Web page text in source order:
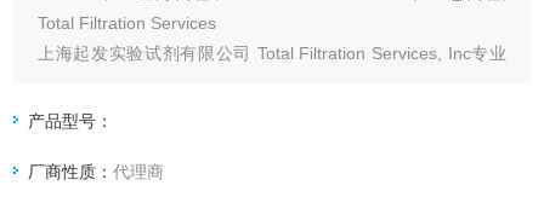
Total Filtration Services
上海起发实验试剂有限公司 Total Filtration Services, Inc专业
产品型号：
厂商性质：代理商